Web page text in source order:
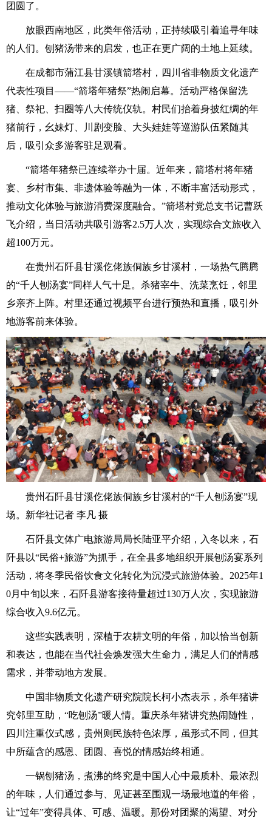
团圆了。
放眼西南地区，此类年俗活动，正持续吸引着追寻年味
的人们。刨猪汤带来的启发，也正在更广阔的土地上延续。
在成都市蒲江县甘溪镇箭塔村，四川省非物质文化遗产
代表性项目——“箭塔年猪祭”热闹启幕。活动严格保留洗
猪、祭祀、扫圈等八大传统仪轨。村民们抬着身披红绸的年
猪前行，幺妹灯、川剧变脸、大头娃娃等巡游队伍紧随其
后，吸引众多游客驻足观看。
“箭塔年猪祭已连续举办十届。近年来，箭塔村将年猪
宴、乡村市集、非遗体验等融为一体，不断丰富活动形式，
推动文化体验与旅游消费深度融合。”箭塔村党总支书记曹跃
飞介绍，当日活动共吸引游客2.5万人次，实现综合文旅收入
超100万元。
在贵州石阡县甘溪仡佬族侗族乡甘溪村，一场热气腾腾
的“千人刨汤宴”同样人气十足。杀猪宰牛、洗菜烹饪，邻里
乡亲齐上阵。村里还通过视频平台进行预热和直播，吸引外
地游客前来体验。
贵州石阡县甘溪仡佬族侗族乡甘溪村的“千人刨汤宴”现
场。新华社记者 李凡 摄
石阡县文体广电旅游局局长陆亚平介绍，入冬以来，石
阡县以“民俗+旅游”为抓手，在全县多地组织开展刨汤宴系列
活动，将冬季民俗饮食文化转化为沉浸式旅游体验。2025年1
0月中旬以来，石阡县游客接待量超过130万人次，实现旅游
综合收入9.6亿元。
这些实践表明，深植于农耕文明的年俗，加以恰当创新
和表达，也能在当代社会焕发强大生命力，满足人们的情感
需求，并带动地方发展。
中国非物质文化遗产研究院院长柯小杰表示，杀年猪讲
究邻里互助，“吃刨汤”暖人情。重庆杀年猪讲究热闹随性，
四川注重仪式感，贵州则民族特色浓厚，虽形式不同，但其
中所蕴含的感恩、团圆、喜悦的情感始终相通。
一锅刨猪汤，煮沸的终究是中国人心中最质朴、最浓烈
的年味，人们通过参与、见证甚至围观一场最地道的年俗，
让“过年”变得具体、可感、温暖。那份对团聚的渴望、对分